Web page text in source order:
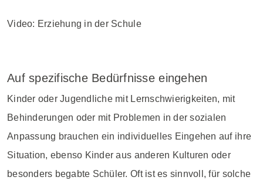
Video: Erziehung in der Schule
Auf spezifische Bedürfnisse eingehen
Kinder oder Jugendliche mit Lernschwierigkeiten, mit
Behinderungen oder mit Problemen in der sozialen
Anpassung brauchen ein individuelles Eingehen auf ihre
Situation, ebenso Kinder aus anderen Kulturen oder
besonders begabte Schüler. Oft ist es sinnvoll, für solche